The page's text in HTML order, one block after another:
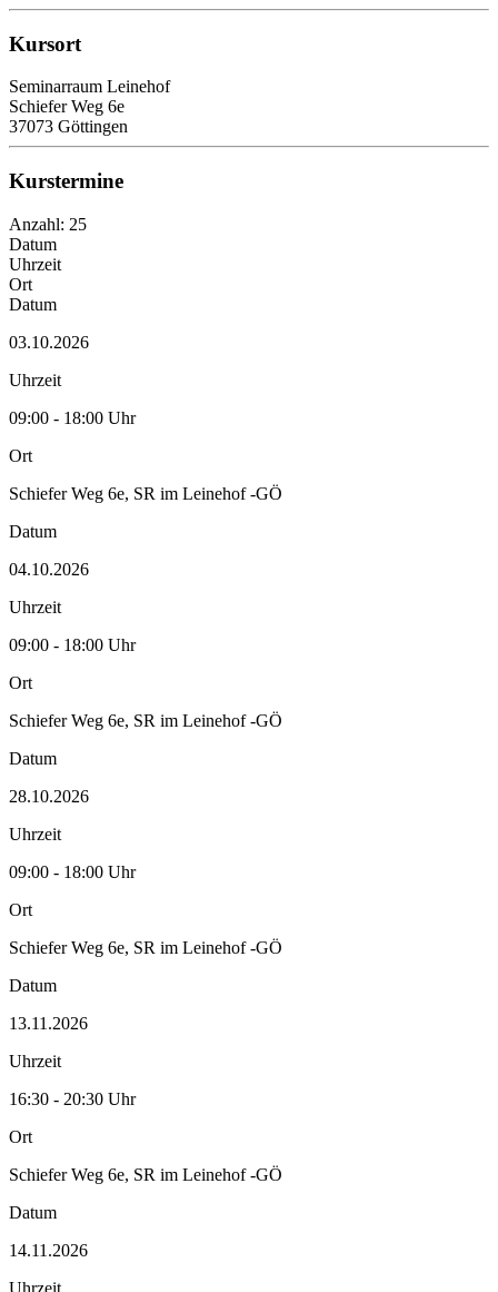
Kursort
Seminarraum Leinehof
Schiefer Weg 6e
37073 Göttingen
Kurstermine
Anzahl: 25
Datum
Uhrzeit
Ort
Datum
03.10.2026
Uhrzeit
09:00 - 18:00 Uhr
Ort
Schiefer Weg 6e, SR im Leinehof -GÖ
Datum
04.10.2026
Uhrzeit
09:00 - 18:00 Uhr
Ort
Schiefer Weg 6e, SR im Leinehof -GÖ
Datum
28.10.2026
Uhrzeit
09:00 - 18:00 Uhr
Ort
Schiefer Weg 6e, SR im Leinehof -GÖ
Datum
13.11.2026
Uhrzeit
16:30 - 20:30 Uhr
Ort
Schiefer Weg 6e, SR im Leinehof -GÖ
Datum
14.11.2026
Uhrzeit